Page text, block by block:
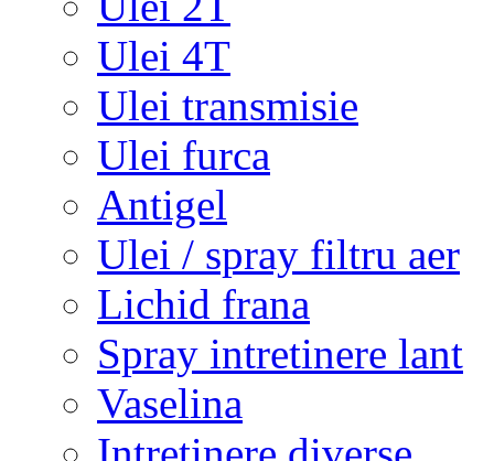
Ulei 4T
Ulei transmisie
Ulei furca
Antigel
Ulei / spray filtru aer
Lichid frana
Spray intretinere lant
Vaselina